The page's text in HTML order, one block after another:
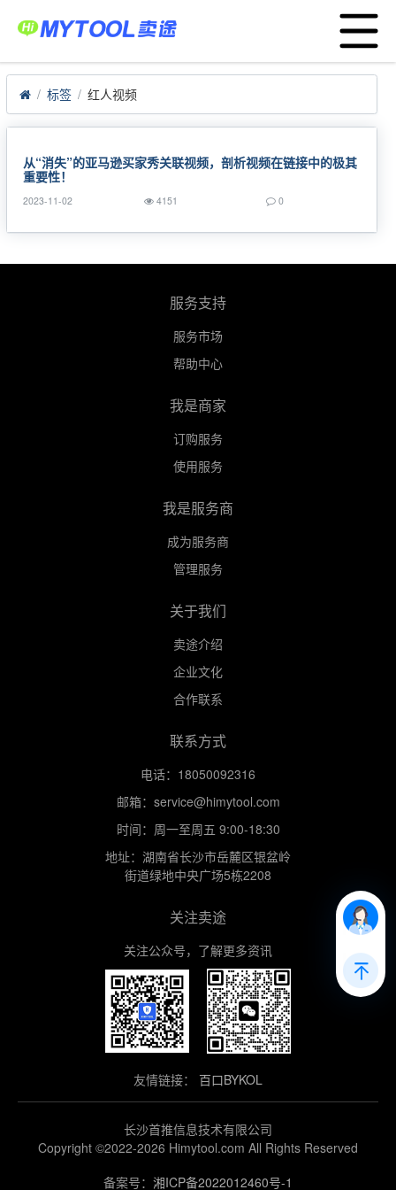
Menu
首页 POD货盘
大数据选品
应用中心
服务支持
卖家服务平台
工厂服务平台
战略合作
标签 红人视频
从“消失”的亚马逊买家秀关联视频，剖析视频在链接中的极其
重要性！
2023-11-02 4151 0
服务支持
服务市场
帮助中心
我是商家
订购服务
使用服务
我是服务商
成为服务商
管理服务
关于我们
卖途介绍
企业文化
合作联系
联系方式
电话：18050092316
邮箱：service@himytool.com
时间：周一至周五 9:00-18:30
地址：湖南省长沙市岳麓区银盆岭
街道绿地中央广场5栋2208
关注卖途
关注公众号，了解更多资讯
友情链接： 百口BYKOL
长沙首推信息技术有限公司
Copyright ©2022-2026 Himytool.com All Rights Reserved
备案号： 湘ICP备2022012460号-1